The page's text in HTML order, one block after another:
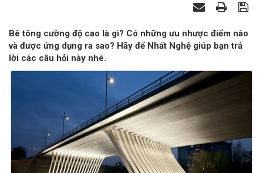
Bê tông cường độ cao là gì? Có những ưu nhược điểm nào
và được ứng dụng ra sao? Hãy để Nhất Nghệ giúp bạn trả
lời các câu hỏi này nhé.